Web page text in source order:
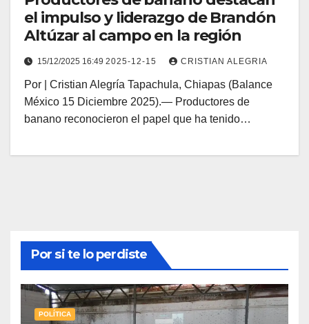
el impulso y liderazgo de Brandón
Altúzar al campo en la región
15/12/2025 16:49 2025-12-15 CRISTIAN ALEGRIA
Por | Cristian Alegría Tapachula, Chiapas (Balance
México 15 Diciembre 2025).— Productores de
banano reconocieron el papel que ha tenido…
Por si te lo perdiste
POLÍTICA